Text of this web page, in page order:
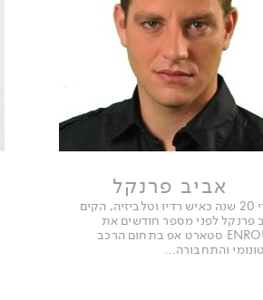
אביב פרנקל
אחרי 20 שנה כאיש רדיו וטלביזיה, הקים
פרנקל לפני מספר חודשים את
ENROUTE סטארט אפ בתחום הרכב
והתחבורה…